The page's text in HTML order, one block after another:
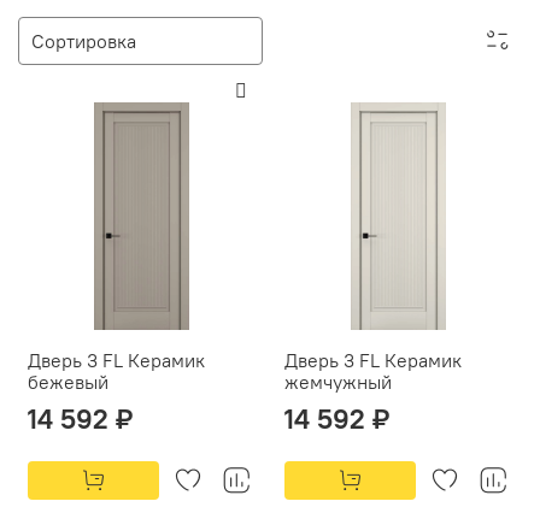
Дверь 3 FL Керамик
бежевый
14 592 ₽
Дверь 3 FL Керамик
жемчужный
14 592 ₽